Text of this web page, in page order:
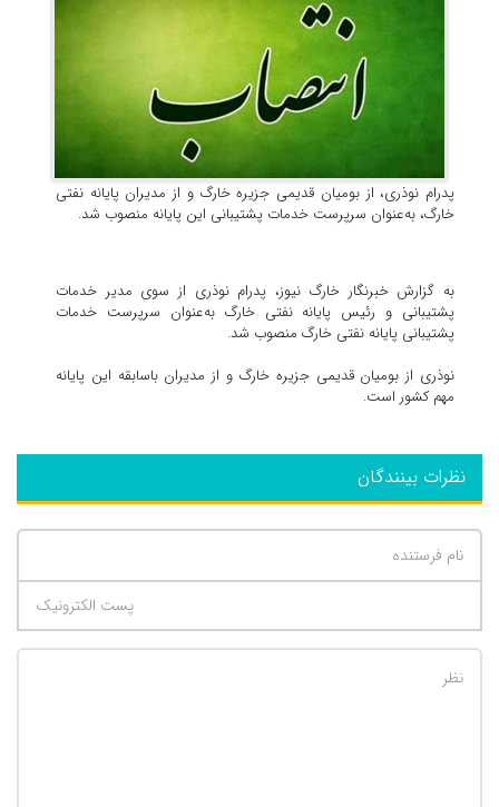
پدرام نوذری، از بومیان قدیمی جزیره خارگ و از مدیران پایانه نفتی
خارگ، به‌عنوان سرپرست خدمات پشتیبانی این پایانه منصوب شد.
به گزارش خبرنگار خارگ نیوز، پدرام نوذری از سوی مدیر خدمات
پشتیبانی و رئیس پایانه نفتی خارگ به‌عنوان سرپرست خدمات
پشتیبانی پایانه نفتی خارگ منصوب شد.
نوذری از بومیان قدیمی جزیره خارگ و از مدیران باسابقه این پایانه
مهم کشور است.
نظرات بینندگان